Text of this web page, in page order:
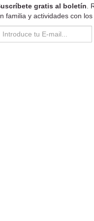
gratis al boletín .
familia y actividades con los